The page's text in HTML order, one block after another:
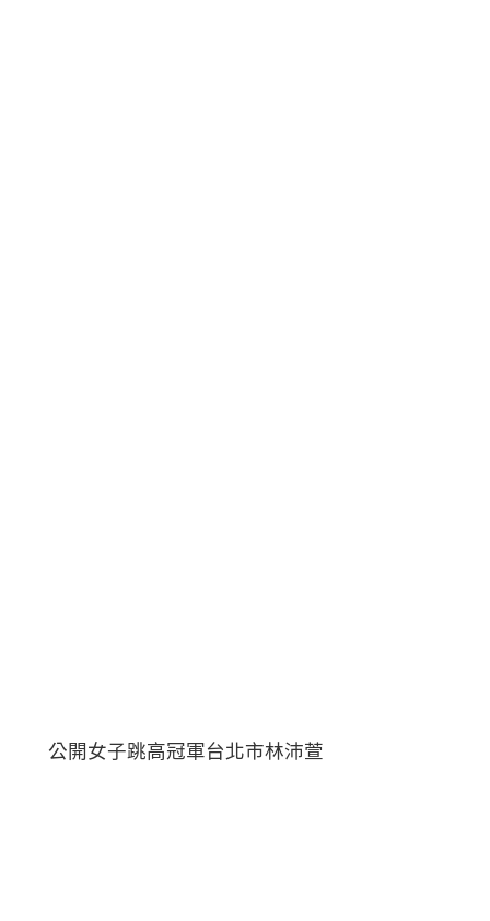
公開女子跳高冠軍台北市林沛萱